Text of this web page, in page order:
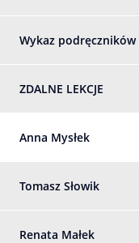
Wykaz podręczników
ZDALNE LEKCJE
Anna Mysłek
Tomasz Słowik
Renata Małek